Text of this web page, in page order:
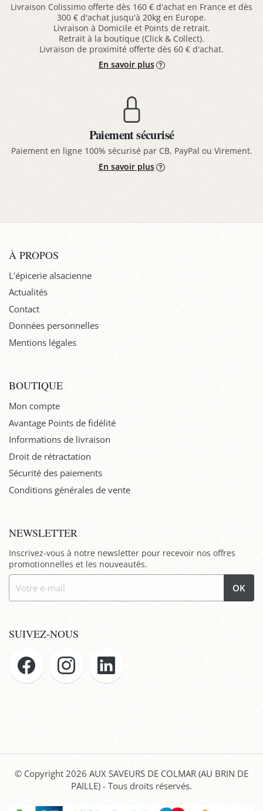
Livraison Colissimo offerte dès 160 € d'achat en France et dès
300 € d'achat jusqu'à 20kg en Europe.
Livraison à Domicile et Points de retrait.
Retrait à la boutique (Click & Collect).
Livraison de proximité offerte dès 60 € d'achat.
En savoir plus
Paiement sécurisé
Paiement en ligne 100% sécurisé par CB, PayPal ou Virement.
En savoir plus
À PROPOS
L'épicerie alsacienne
Actualités
Contact
Données personnelles
Mentions légales
BOUTIQUE
Mon compte
Avantage Points de fidélité
Informations de livraison
Droit de rétractation
Sécurité des paiements
Conditions générales de vente
NEWSLETTER
Inscrivez-vous à notre newsletter pour recevoir nos offres
promotionnelles et les nouveautés.
OK
SUIVEZ-NOUS
© Copyright 2026 AUX SAVEURS DE COLMAR (AU BRIN DE
PAILLE) - Tous droits réservés.